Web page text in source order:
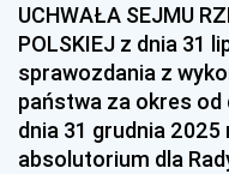
1954
1951
1948
1939
UCHWAŁA SEJMU
POLSKIEJ z dnia 31
sprawozdania z
państwa za okres
dnia 31 grudnia
absolutorium dla